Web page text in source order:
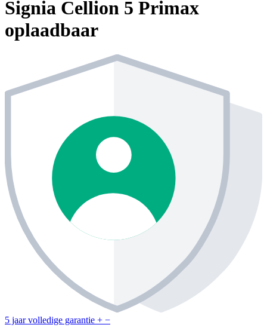
Signia Cellion 5 Primax
oplaadbaar
5 jaar volledige garantie + −